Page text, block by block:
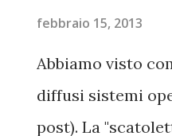
Player Pagina di
dell'autore del
febbraio 15, 2013
Abbiamo visto
diffusi sistemi
post). La